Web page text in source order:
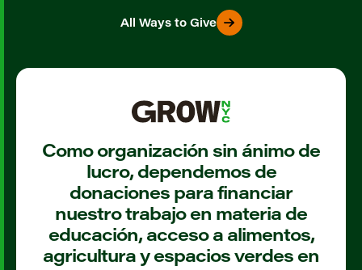
All Ways to Give
Como organización sin ánimo de
lucro, dependemos de
donaciones para financiar
nuestro trabajo en materia de
educación, acceso a alimentos,
agricultura y espacios verdes en